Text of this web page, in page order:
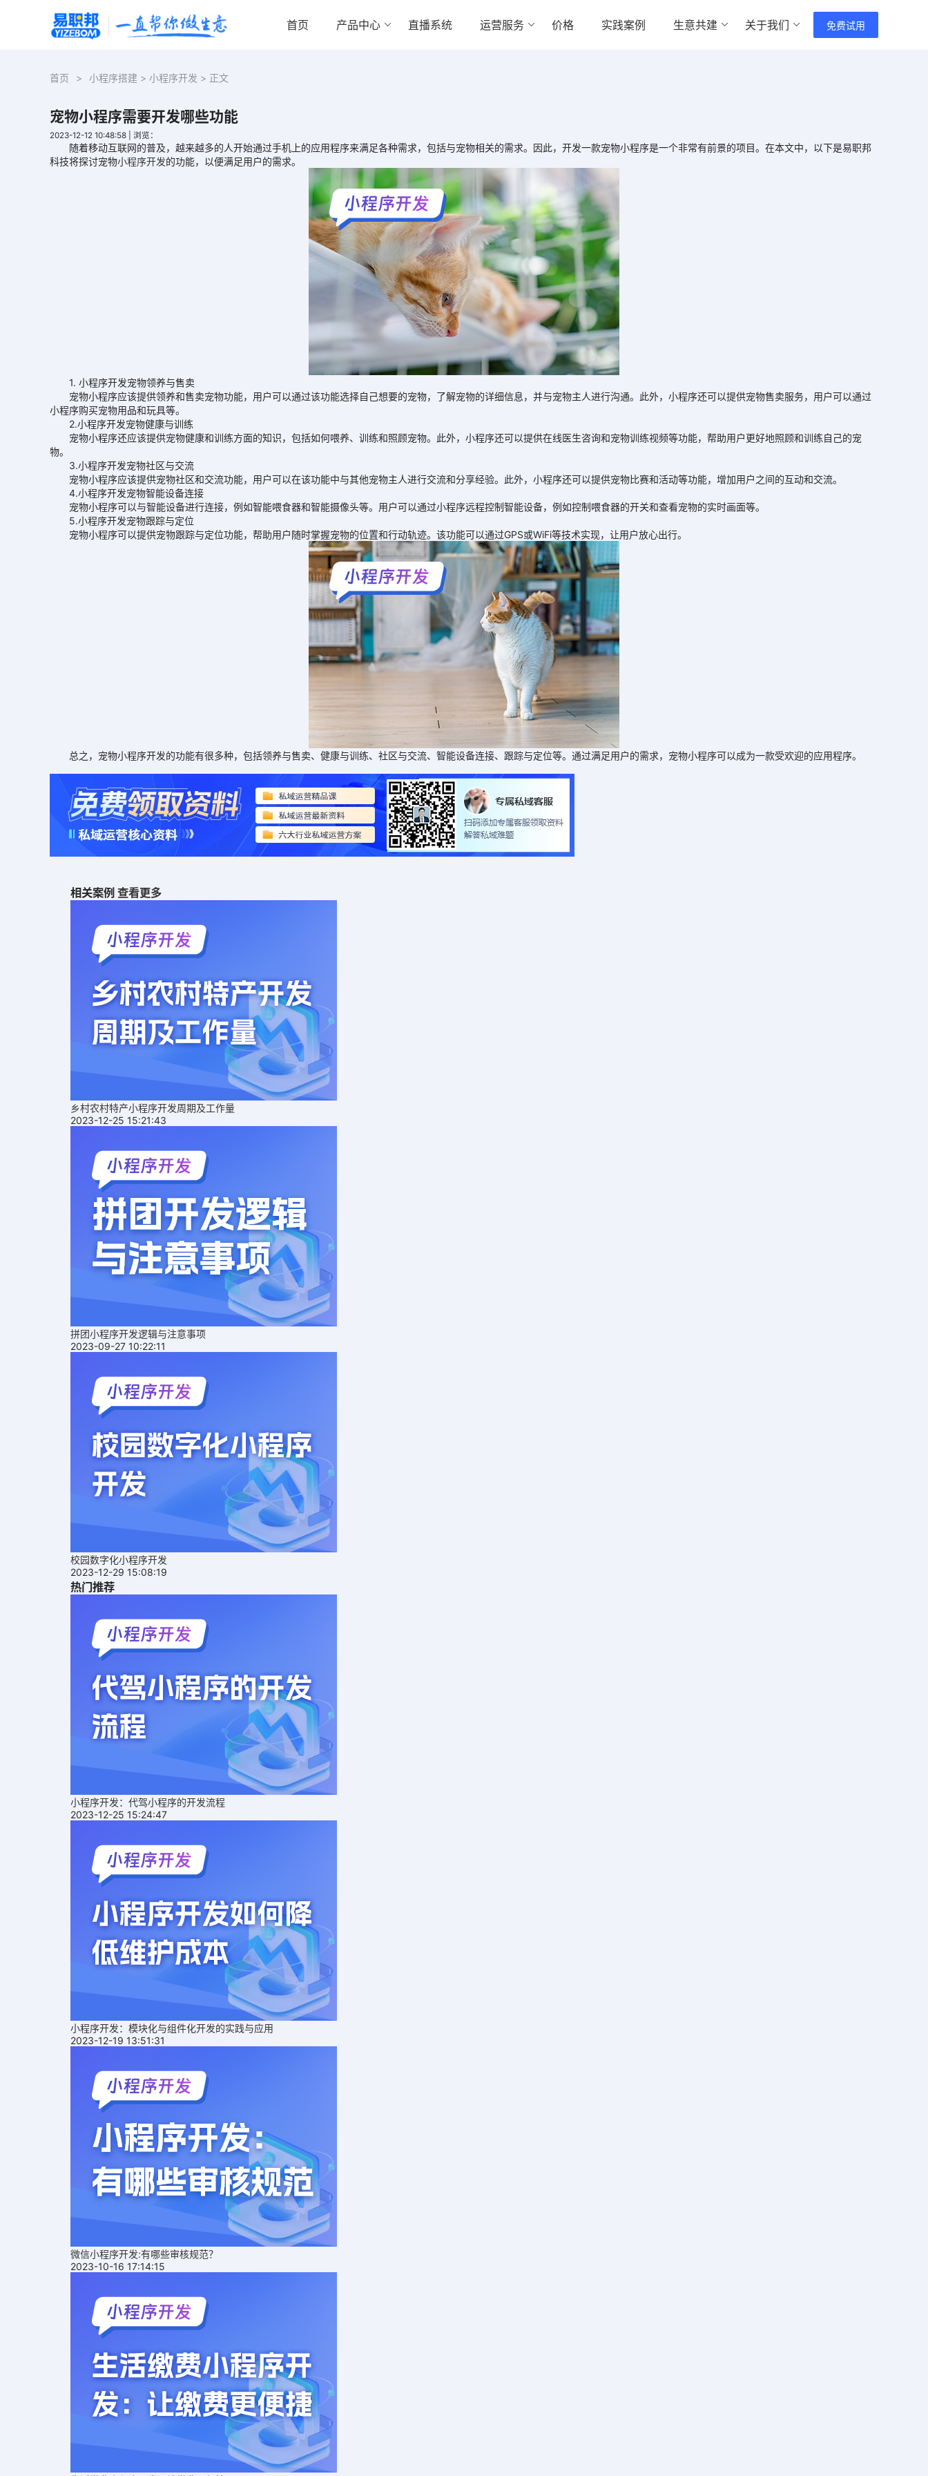
首页 产品中心 直播系统 运营服务 价格 实践案例 生意共建 关于我们 免费试用
首页 > 小程序搭建 > 小程序开发 > 正文
宠物小程序需要开发哪些功能
2023-12-12 10:48:58 浏览：
随着移动互联网的普及，越来越多的人开始通过手机上的应用程序来满足各种需求，包括与宠物相关的需求。因此，开发一款宠物小程序是一个非常有前景的项目。在本文中，以下是易职邦
科技将探讨宠物小程序开发的功能，以便满足用户的需求。
1. 小程序开发宠物领养与售卖
宠物小程序应该提供领养和售卖宠物功能，用户可以通过该功能选择自己想要的宠物，了解宠物的详细信息，并与宠物主人进行沟通。此外，小程序还可以提供宠物售卖服务，用户可以通过
小程序购买宠物用品和玩具等。
2.小程序开发宠物健康与训练
宠物小程序还应该提供宠物健康和训练方面的知识，包括如何喂养、训练和照顾宠物。此外，小程序还可以提供在线医生咨询和宠物训练视频等功能，帮助用户更好地照顾和训练自己的宠
物。
3.小程序开发宠物社区与交流
宠物小程序应该提供宠物社区和交流功能，用户可以在该功能中与其他宠物主人进行交流和分享经验。此外，小程序还可以提供宠物比赛和活动等功能，增加用户之间的互动和交流。
4.小程序开发宠物智能设备连接
宠物小程序可以与智能设备进行连接，例如智能喂食器和智能摄像头等。用户可以通过小程序远程控制智能设备，例如控制喂食器的开关和查看宠物的实时画面等。
5.小程序开发宠物跟踪与定位
宠物小程序可以提供宠物跟踪与定位功能，帮助用户随时掌握宠物的位置和行动轨迹。该功能可以通过GPS或WiFi等技术实现，让用户放心出行。
总之，宠物小程序开发的功能有很多种，包括领养与售卖、健康与训练、社区与交流、智能设备连接、跟踪与定位等。通过满足用户的需求，宠物小程序可以成为一款受欢迎的应用程序。
相关案例 查看更多
乡村农村特产小程序开发周期及工作量
2023-12-25 15:21:43
拼团小程序开发逻辑与注意事项
2023-09-27 10:22:11
校园数字化小程序开发
2023-12-29 15:08:19
热门推荐
小程序开发：代驾小程序的开发流程
2023-12-25 15:24:47
小程序开发：模块化与组件化开发的实践与应用
2023-12-19 13:51:31
微信小程序开发:有哪些审核规范？
2023-10-16 17:14:15